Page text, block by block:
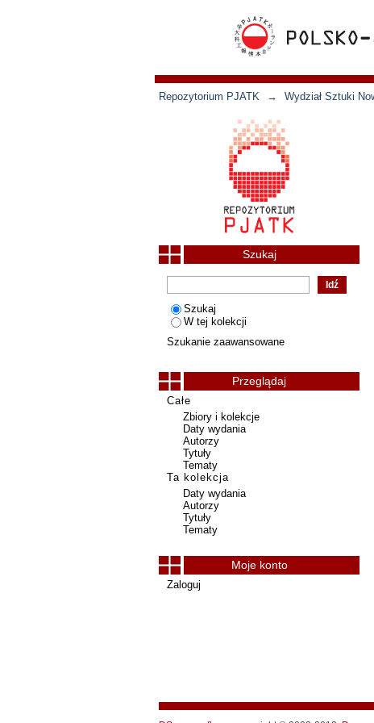
Repozytorium PJATK → Wydział Sztuki
Szukaj
Szukaj
W tej kolekcji
Szukanie zaawansowane
Przeglądaj
Całe
Zbiory i kolekcje
Daty wydania
Autorzy
Tytuły
Tematy
Ta kolekcja
Daty wydania
Autorzy
Tytuły
Tematy
Moje konto
Zaloguj